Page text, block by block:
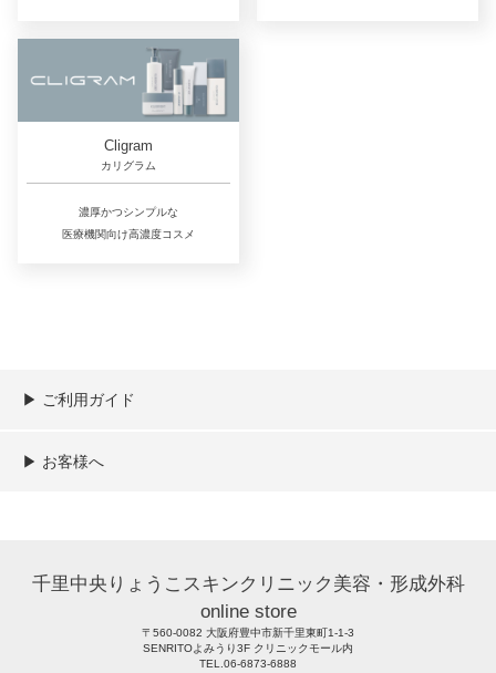
Cligram
カリグラム
濃厚かつシンプルな
医療機関向け高濃度コスメ
▶︎ ご利用ガイド
ご利用ガイド
決済／配送／送料について
取り扱い商品一覧
顧客情報の取扱について
特定商取引法の表記
▶︎ お客様へ
千里中央りょうこスキンクリニック美容・形成外科
online store
〒560-0082 大阪府豊中市新千里東町1-1-3
SENRITOよみうり3F クリニックモール内
TEL.06-6873-6888